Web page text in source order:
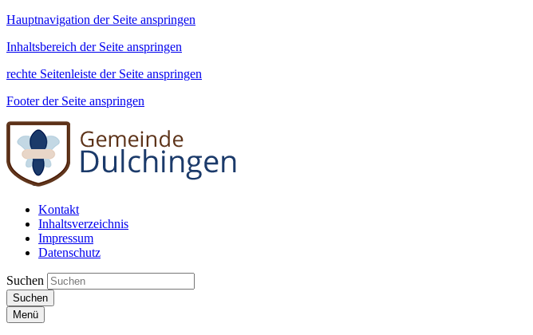
Hauptnavigation der Seite anspringen
Inhaltsbereich der Seite anspringen
rechte Seitenleiste der Seite anspringen
Footer der Seite anspringen
Kontakt
Inhaltsverzeichnis
Impressum
Datenschutz
Suchen
Suchen
Menü